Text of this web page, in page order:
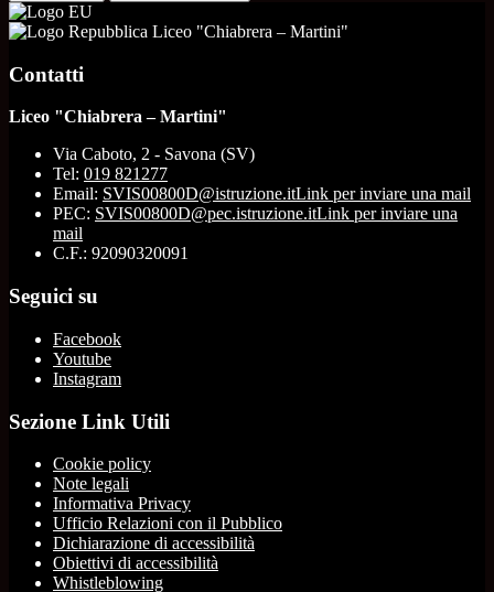
Liceo "Chiabrera – Martini"
Contatti
Liceo "Chiabrera – Martini"
Via Caboto, 2 - Savona (SV)
Tel: 019 821277
Email: SVIS00800D@istruzione.itLink per inviare una mail
PEC: SVIS00800D@pec.istruzione.itLink per inviare una
mail
C.F.: 92090320091
Seguici su
Facebook
Youtube
Instagram
Sezione Link Utili
Cookie policy
Note legali
Informativa Privacy
Ufficio Relazioni con il Pubblico
Dichiarazione di accessibilità
Obiettivi di accessibilità
Whistleblowing